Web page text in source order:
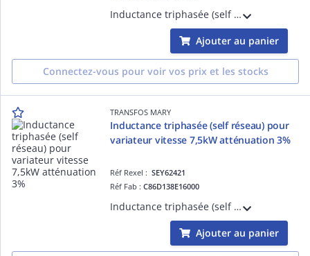
Inductance triphasée (self de réseau) pour variateur de vitesse 9kW ( Moteur triphasé 380-415V ) - Tx d'atténuation 3% - L=1,47mH - I=20 - Bornes 4mm2 - IP00
Ajouter au panier
Connectez-vous pour voir vos prix et les stocks
TRANSFOS MARY
Inductance triphasée (self réseau) pour
variateur vitesse 7,5kW atténuation 3%
Réf Rexel :SEY62421
Réf Fab :C86D138E16000
Inductance triphasée (self de réseau) pour variateur de vitesse 7,5kW ( Moteur triphasé 380-415V ) - Tx d'atténuation 3% - L=1,84mH - I=16A - Bornes 4mm2 - IP00
Ajouter au panier